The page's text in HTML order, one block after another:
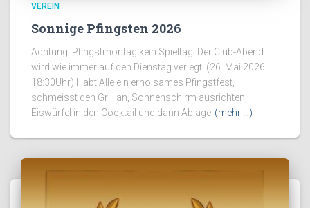
VEREIN
Sonnige Pfingsten 2026
Achtung! Pfingstmontag kein Spieltag! Der Club-Abend
wird wie immer auf den Dienstag verlegt! (26. Mai 2026
18:30Uhr) Habt Alle ein erholsames Pfingstfest,
schmeisst den Grill an, Sonnenschirm ausrichten,
Eiswürfel in den Cocktail und dann Ablage (mehr …)